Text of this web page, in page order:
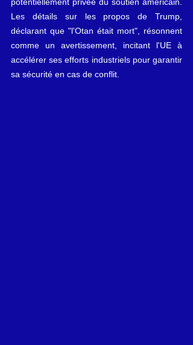
Les détails sur les propos de Trump,
déclarant que "l'Otan était mort", résonnent
comme un avertissement, incitant l'UE à
accélérer ses efforts industriels pour garantir
sa sécurité en cas de conflit.